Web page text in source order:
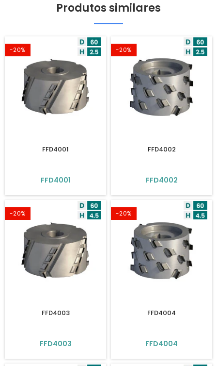
Produtos similares
-20%
FFD4001
FFD4001
-20%
FFD4002
FFD4002
-20%
FFD4003
FFD4003
-20%
FFD4004
FFD4004